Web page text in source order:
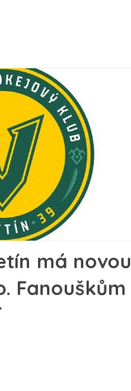
má novou
Fanouškům